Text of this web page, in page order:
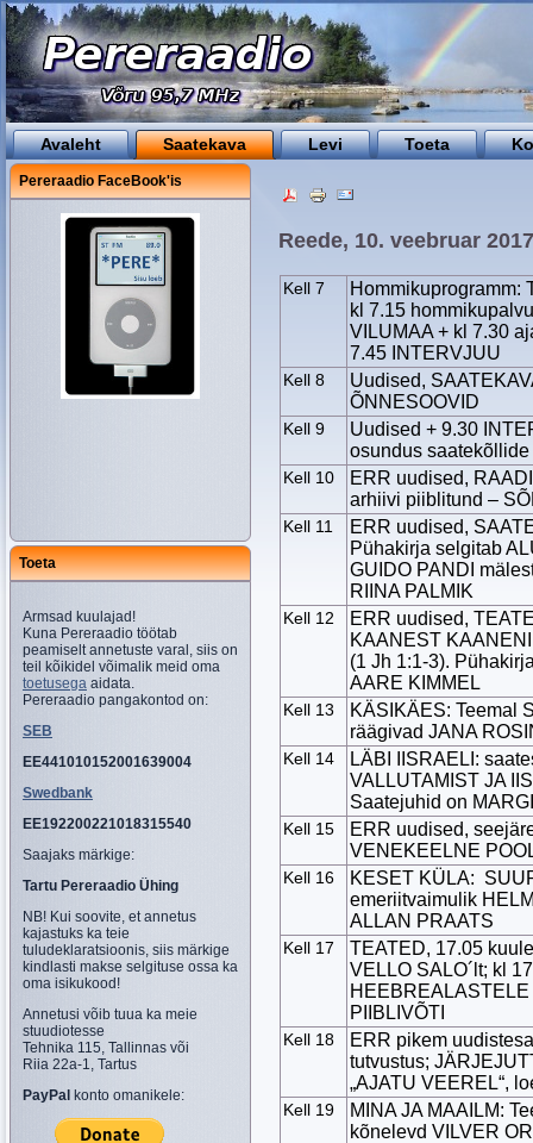
Avaleht Saatekava Levi Toeta
Pereraadio FaceBook'is
Toeta
Armsad kuulajad!
Kuna Pereraadio töötab
peamiselt annetuste varal, siis on
teil kõikidel võimalik meid oma
toetusega aidata.
Pereraadio pangakontod on:
SEB
EE441010152001639004
Swedbank
EE192200221018315540
Saajaks märkige:
Tartu Pereraadio Ühing
NB! Kui soovite, et annetus
kajastuks ka teie
tuludeklaratsioonis, siis märkige
kindlasti makse selgituse ossa ka
oma isikukood!
Annetusi võib tuua ka meie
stuudiotesse
Tehnika 115, Tallinnas või
Riia 22a-1, Tartus
PayPal konto omanikele:
Reede, 10. veebruar 2017
Kell 7
Hommikuprogramm:
kl 7.15
VILUMAA + kl 7.30
7.45 INTERVJUU
Kell 8
Uudised,
ÕNNESOOVID
Kell 9
Uudised + 9.30
osundus
Kell 10
ERR uudised,
arhiivi piiblitund –
Kell 11
ERR uudised,
Pühakirja selgitab
GUIDO PANDI
RIINA PALMIK
Kell 12
ERR uudised,
KAANEST
(1 Jh 1:1-3).
AARE KIMMEL
Kell 13
KÄSIKÄES: Teemal
räägivad JANA
Kell 14
LÄBI IISRAELI:
VALLUTAMIST JA
Saatejuhid on
Kell 15
ERR uudised,
VENEKEELNE
Kell 16
KESET KÜLA:
emeriitvaimulik
ALLAN PRAATS
Kell 17
TEATED, 17.05
VELLO SALO´lt; kl
PIIBLIVÕTI
Kell 18
ERR pikem
tutvustus;
„AJATU VEEREL“,
Kell 19
MINA JA MAAILM:
kõnelevd VILVER